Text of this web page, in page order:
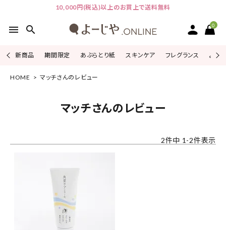
10,000円(税込)以上のお買上で送料無料
menu search 0
新商品 期間限定 あぶらとり紙 スキンケア フレグランス よじ
ACCOUNT MENU
ピックアップ
カテゴリーから探す
シリーズから探す
よーじやについて
HOME マッチさんのレビュー
マッチさんのレビュー
2件中 1 -2件表示